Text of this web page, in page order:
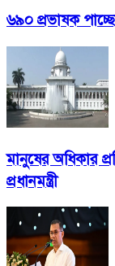
৬৯০ প্রভাষক
মানুষের অধিকার
প্রধানমন্ত্রী